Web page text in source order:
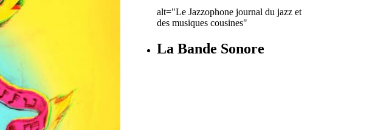
alt="Le Jazzophone journal du jazz et
des musiques cousines"
La Bande Sonore